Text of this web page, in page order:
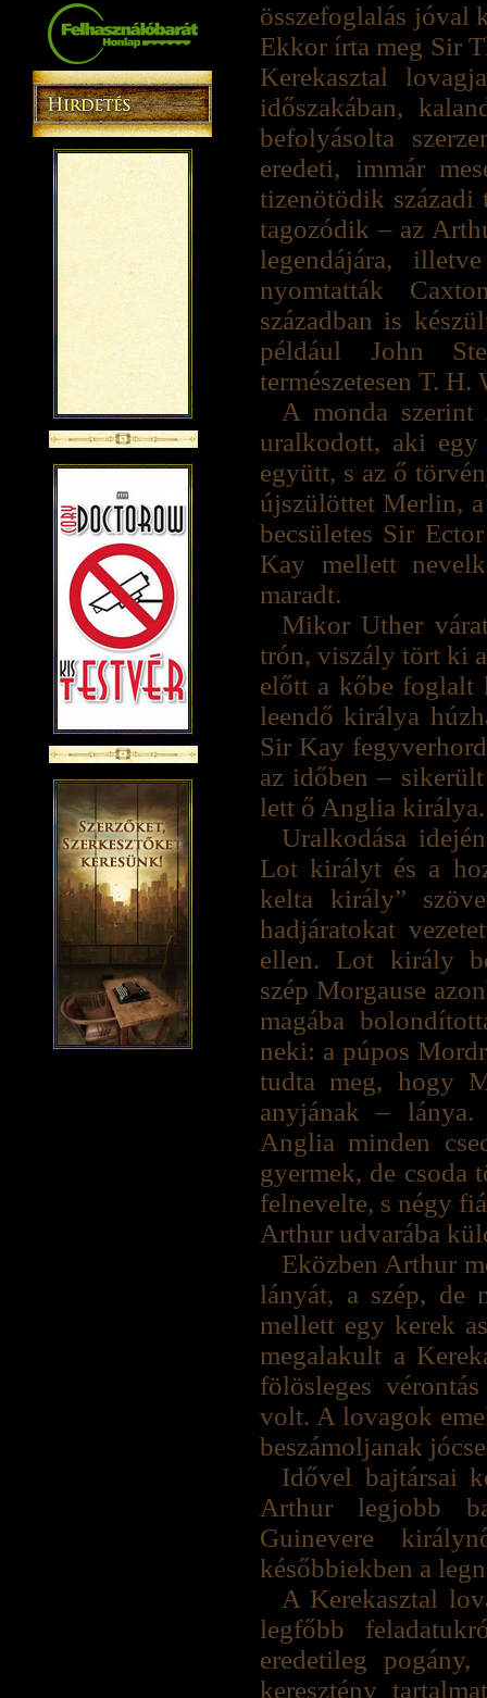
összefoglalás jóval
Ekkor írta meg Sir
Kerekasztal
időszakában,
befolyásolta
eredeti, immár
tizenötödik századi
tagozódik – az
legendájára,
nyomtatták
században is
például John
természetesen T.
A monda szerint
uralkodott, aki egy
együtt, s az ő
újszülöttet Merlin,
becsületes Sir
Kay mellett
maradt.
Mikor Uther
trón, viszály tört ki
előtt a kőbe foglalt
leendő királya
Sir Kay
az időben –
lett ő Anglia királya.
Uralkodása
Lot királyt és a
kelta király”
hadjáratokat
ellen. Lot király
szép Morgause
magába
neki: a púpos
tudta meg, hogy
anyjának – lánya.
Anglia minden
gyermek, de csoda
felnevelte, s négy
Arthur udvarába
Eközben Arthur
lányát, a szép, de
mellett egy kerek
megalakult a
fölösleges
volt. A lovagok
beszámoljanak
Idővel bajtársai
Arthur legjobb
Guinevere
későbbiekben a
A Kerekasztal
legfőbb
eredetileg
keresztény